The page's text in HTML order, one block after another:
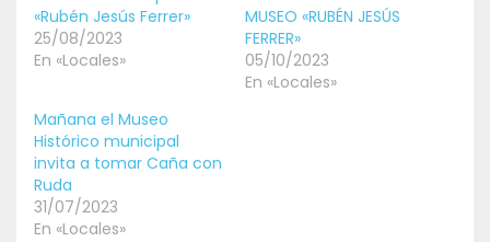
«Rubén Jesús Ferrer»
25/08/2023
En «Locales»
MUSEO «RUBÉN JESÚS
FERRER»
05/10/2023
En «Locales»
Mañana el Museo
Histórico municipal
invita a tomar Caña con
Ruda
31/07/2023
En «Locales»